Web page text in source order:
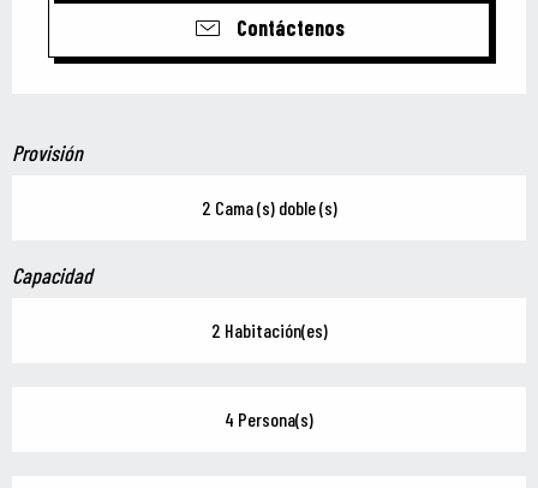
Contáctenos
Provisión
2 Cama (s) doble (s)
Capacidad
2 Habitación(es)
4 Persona(s)